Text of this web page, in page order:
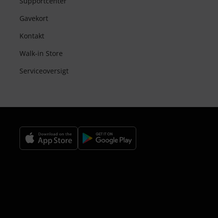
Gavekort
Kontakt
Walk-in Store
Serviceoversigt